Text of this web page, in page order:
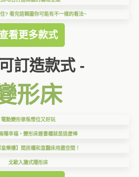
? 看完這輯圖你可能有不一樣的看法~
看更多款式
訂造款式 -
形床
電動變形傢俬慳位又好玩
種幸福，變形床連書櫃就是這麼棒
皇樂樓】間房櫃和直翻床用盡空間！
北歐入牆式隱形床